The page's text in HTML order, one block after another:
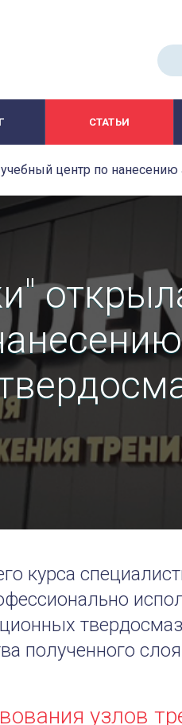
СТАТЬИ
центр по
курса
полученного
узлов